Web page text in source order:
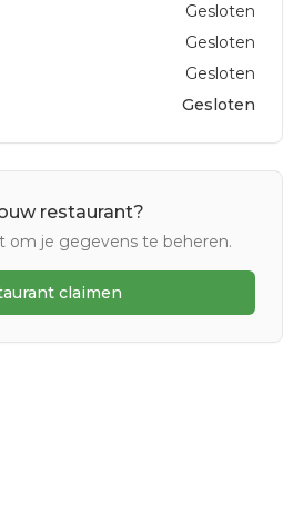
Gesloten
Gesloten
Gesloten
Gesloten
restaurant?
om je gegevens te beheren.
claimen